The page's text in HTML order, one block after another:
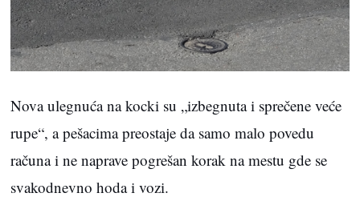
Nova ulegnuća na kocki su „izbegnuta i sprečene veće
rupe“, a pešacima preostaje da samo malo povedu
računa i ne naprave pogrešan korak na mestu gde se
svakodnevno hoda i vozi.